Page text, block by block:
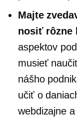
Majte
nosiť rôzne
aspektov
musieť
nášho
učiť o
webdizajne